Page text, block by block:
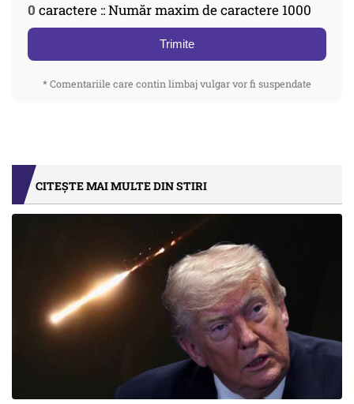
0 caractere :: Număr maxim de caractere 1000
Trimite
* Comentariile care contin limbaj vulgar vor fi suspendate
CITEȘTE MAI MULTE DIN STIRI